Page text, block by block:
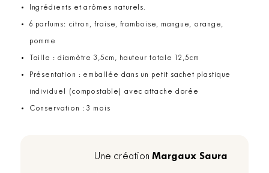
Ingrédients et arômes naturels.
6 parfums: citron, fraise, framboise, mangue, orange,
pomme
Taille : diamètre 3,5cm, hauteur totale 12,5cm
Présentation : emballée dans un petit sachet plastique
individuel (compostable) avec attache dorée
Conservation : 3 mois
Une création Margaux Saura